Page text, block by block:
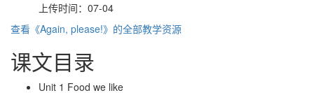
上传时间：07-04
查看《Again, please!》的全部教学资源
课文目录
Unit 1 Food we like